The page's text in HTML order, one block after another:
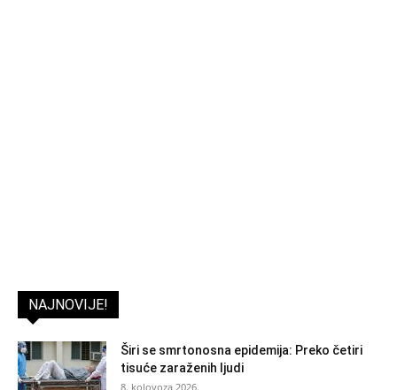
NAJNOVIJE!
Širi se smrtonosna epidemija: Preko četiri
tisuće zaraženih ljudi
8. kolovoza 2026.